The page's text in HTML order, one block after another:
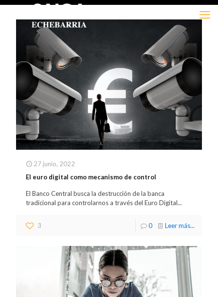
27 junio, 2022
El euro digital como mecanismo de control
El Banco Central busca la destrucción de la banca
tradicional para controlarnos a través del Euro Digital...
3 0 Leer más...